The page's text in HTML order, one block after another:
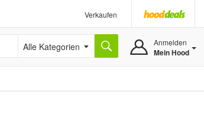
Verkaufen
Alle Kategorien Anmelden
Mein Hood